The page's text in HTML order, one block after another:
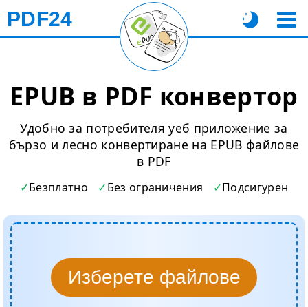
PDF24
EPUB в PDF конвертор
Удобно за потребителя уеб приложение за
бързо и лесно конвертиране на EPUB файлове
в PDF
Безплатно Без ограничения Подсигурен
Изберете файлове